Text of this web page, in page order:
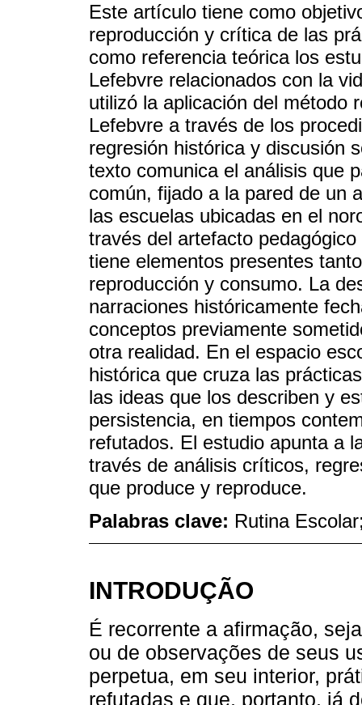
Este artículo tiene como
reproducción y crítica de las
como referencia teórica los
Lefebvre relacionados con la
utilizó la aplicación del método
Lefebvre a través de los
regresión histórica y discusión
texto comunica el análisis que
común, fijado a la pared de un
las escuelas ubicadas en el
través del artefacto
tiene elementos presentes
reproducción y consumo. La
narraciones históricamente
conceptos previamente
otra realidad. En el espacio
histórica que cruza las
las ideas que los describen y
persistencia, en tiempos
refutados. El estudio apunta a
través de análisis críticos,
que produce y reproduce.
Palabras clave: Rutina
INTRODUÇÃO
É recorrente a afirmação,
ou de observações de seus
perpetua, em seu interior,
refutadas e que, portanto, já